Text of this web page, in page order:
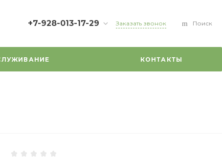
+7-928-013-17-29
+7-928-013-17-29
г. Ростов-на-Дону, ул.
11/43
Заказать звонок Поиск
КОНТАКТЫ